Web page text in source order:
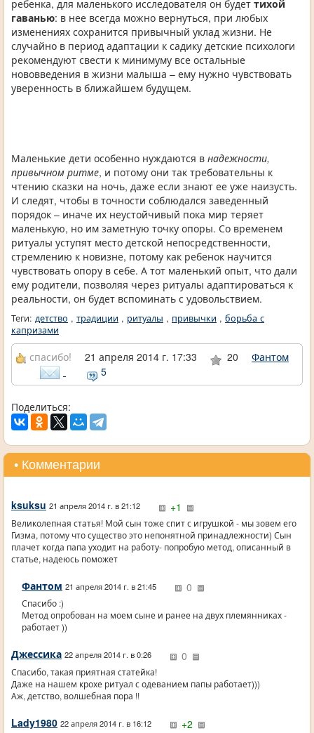
ребенка, для маленького исследователя он будет тихой
гаванью: в нее всегда можно вернуться, при любых
изменениях сохранится привычный уклад жизни. Не
случайно в период адаптации к садику детские психологи
рекомендуют свести к минимуму все остальные
нововведения в жизни малыша – ему нужно чувствовать
уверенность в ближайшем будущем.
Маленькие дети особенно нуждаются в надежности,
привычном ритме, и потому они так требовательны к
чтению сказки на ночь, даже если знают ее уже наизусть.
И следят, чтобы в точности соблюдался заведенный
порядок – иначе их неустойчивый пока мир теряет
маленькую, но им заметную точку опоры. Со временем
ритуалы уступят место детской непосредственности,
стремлению к новизне, потому как ребенок научится
чувствовать опору в себе. А тот маленький опыт, что дали
ему родители, позволяя через ритуалы адаптироваться к
реальности, он будет вспоминать с удовольствием.
Теги: детство , традиции , ритуалы , привычки , борьба с
капризами
спасибо! 21 апреля 2014 г. 17:33 20
Фантом
5
Поделиться:
• Комментарии
ksuksu 21 апреля 2014 г. в 21:12 +1
Великолепная статья! Мой сын тоже спит с игрушкой - мы зовем его
Гизма, потому что существо это непонятной принадлежности) Сын
плачет когда папа уходит на работу- попробую метод, описанный в
статье, надеюсь поможет
Фантом 21 апреля 2014 г. в 21:45 0
Спасибо :)
Метод опробован на моем сыне и ранее на двух племянниках -
работает ))
Джессика 22 апреля 2014 г. в 0:26 0
Спасибо, такая приятная статейка!
Даже на нашем крохе ритуал с одеванием папы работает)))
Аж, детство, волшебная пора !!
Lady1980 22 апреля 2014 г. в 16:12 +2